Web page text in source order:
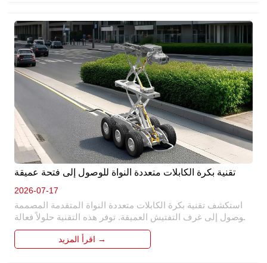
تقنية بكرة الكابلات متعددة النواة للوصول إلى فتحة عميقة
2026-07-17
استكشف تقنية بكرة الكابلات متعددة النواة المتقدمة المصممة
للوصول إلى غرف التفتيش العميقة. توفر هذه التقنية حلولاً فعالة
للوصول إلى غرف التفتيش العميقة ، مما يضمن إدارة كابل
موثوقة. بفضل تصميمه متعدد النواة ، فإنه يعزز الأداء والمتانة.
اقرأ المزيد →